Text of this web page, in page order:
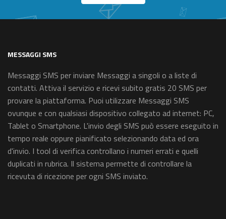
MESSAGGI SMS
Messaggi SMS per inviare Messaggi a singoli o a liste di
contatti. Attiva il servizio e ricevi subito gratis 20 SMS per
provare la piattaforma. Puoi utilizzare Messaggi SMS
ovunque e con qualsiasi dispositivo collegato ad internet: PC,
Tablet o Smartphone. L'invio degli SMS può essere eseguito in
tempo reale oppure pianificato selezionando data ed ora
d'invio. I tool di verifica controllano i numeri errati e quelli
duplicati in rubrica. Il sistema permette di controllare la
ricevuta di ricezione per ogni SMS inviato.